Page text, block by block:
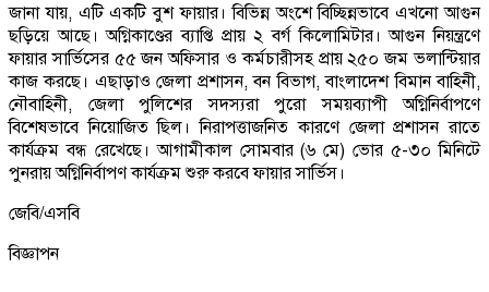
জানা যায়, এটি একটি বুশ ফায়ার। বিভিন্ন অংশে বিচ্ছিন্নভাবে এখনো আগুন
ছড়িয়ে আছে। অগ্নিকাণ্ডের ব্যাপ্তি প্রায় ২ বর্গ কিলোমিটার। আগুন নিয়ন্ত্রণে
ফায়ার সার্ভিসের ৫৫ জন অফিসার ও কর্মচারীসহ প্রায় ২৫০ জম ভলান্টিয়ার
কাজ করছে। এছাড়াও জেলা প্রশাসন, বন বিভাগ, বাংলাদেশ বিমান বাহিনী,
নৌবাহিনী, জেলা পুলিশের সদস্যরা পুরো সময়ব্যাপী অগ্নিনির্বাপণে
বিশেষভাবে নিয়োজিত ছিল। নিরাপত্তাজনিত কারণে জেলা প্রশাসন রাতে
কার্যক্রম বন্ধ রেখেছে। আগামীকাল সোমবার (৬ মে) ভোর ৫-৩০ মিনিটে
পুনরায় অগ্নিনির্বাপণ কার্যক্রম শুরু করবে ফায়ার সার্ভিস।
জেবি/এসবি
বিজ্ঞাপন